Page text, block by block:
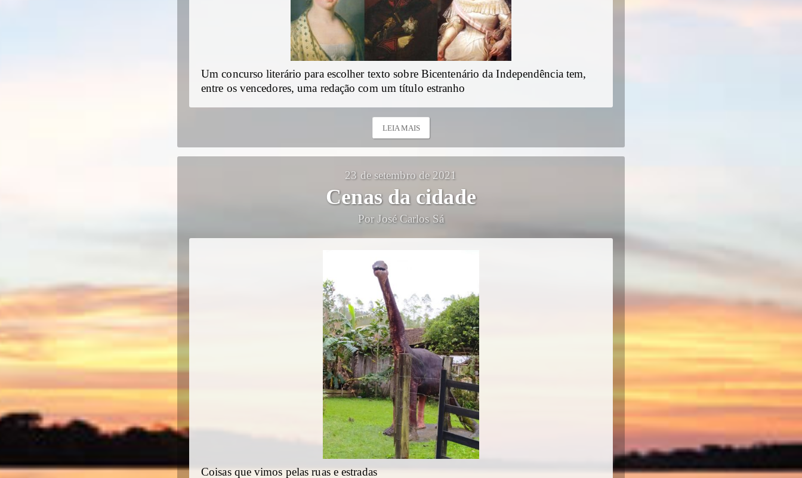
Um concurso literário para escolher texto sobre Bicentenário da Independência tem,
entre os vencedores, uma redação com um título estranho
LEIA MAIS
23 de setembro de 2021
Cenas da cidade
Por José Carlos Sá
Coisas que vimos pelas ruas e estradas